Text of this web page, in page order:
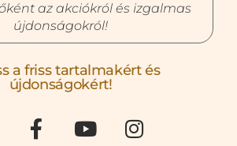
az akciókról és izgalmas
újdonságokról!
a friss tartalmakért és
újdonságokért!